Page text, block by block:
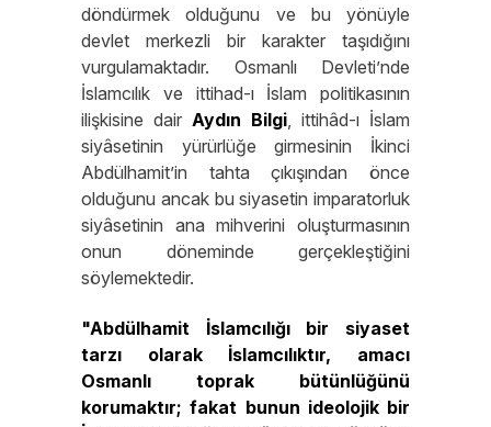
döndürmek olduğunu ve bu yönüyle
devlet merkezli bir karakter taşıdığını
vurgulamaktadır. Osmanlı Devleti’nde
İslamcılık ve ittihad-ı İslam politikasının
ilişkisine dair Aydın Bilgi, ittihâd-ı İslam
siyâsetinin yürürlüğe girmesinin İkinci
Abdülhamit’in tahta çıkışından önce
olduğunu ancak bu siyasetin imparatorluk
siyâsetinin ana mihverini oluşturmasının
onun döneminde gerçekleştiğini
söylemektedir.
"Abdülhamit İslamcılığı bir siyaset
tarzı olarak İslamcılıktır, amacı
Osmanlı toprak bütünlüğünü
korumaktır; fakat bunun ideolojik bir